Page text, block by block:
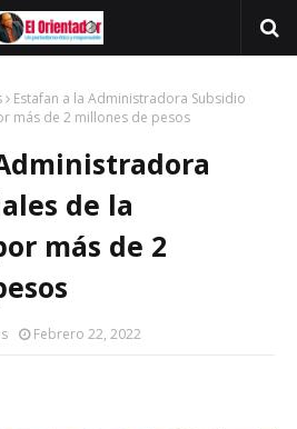
Estafan a la Administradora Subsidio
más de 2 millones de pesos
de la
más de 2
Febrero 22, 2022